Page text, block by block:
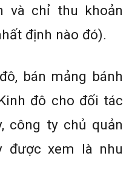
và chỉ thu khoản
định nào đó).
bán mảng bánh
đô cho đối tác
công ty chủ quản
được xem là nhu